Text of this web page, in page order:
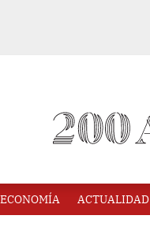
ECONOMÍA ACTUALIDAD